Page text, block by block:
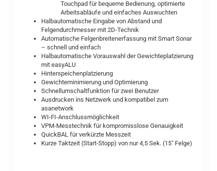
Touchpad für bequeme Bedienung, optimierte
Arbeitsabläufe und einfaches Auswuchten
Halbautomatische Eingabe von Abstand und
Felgendurchmesser mit 2D-Technik
Automatische Felgenbreitenerfassung mit Smart Sonar
– schnell und einfach
Halbautomatische Vorauswahl der Gewichteplatzierung
mit easyALU
Hinterspeichenplatzierung
Gewichteminimierung und Optimierung
Schnellumschaltfunktion für zwei Benutzer
Ausdrucken ins Netzwerk und kompatibel zum
asanetwork
WI-FI-Anschlussmöglichkeit
VPM-Messtechnik für kompromisslose Genauigkeit
QuickBAL für verkürzte Messzeit
Kurze Taktzeit (Start-Stopp) von nur 4,5 Sek. (15" Felge)